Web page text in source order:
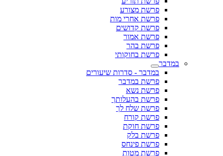
פרשת מצורע
פרשת אחרי מות
פרשת קדושים
פרשת אמור
פרשת בהר
פרשת בחוקותי
במדבר
במדבר - סדרות שיעורים
פרשת במדבר
פרשת נשא
פרשת בהעלותך
פרשת שלח לך
פרשת קורח
פרשת חוקת
פרשת בלק
פרשת פינחס
פרשת מטות